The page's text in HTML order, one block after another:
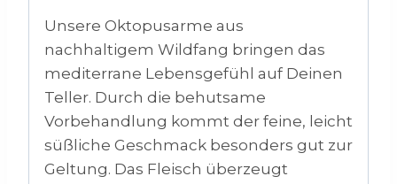
Unsere Oktopusarme aus
nachhaltigem Wildfang bringen das
mediterrane Lebensgefühl auf Deinen
Teller. Durch die behutsame
Vorbehandlung kommt der feine, leicht
süßliche Geschmack besonders gut zur
Geltung. Das Fleisch überzeugt